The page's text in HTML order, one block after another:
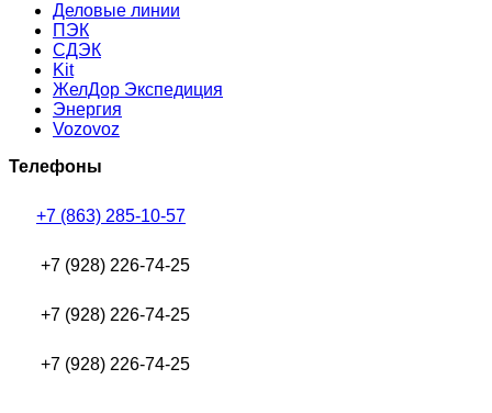
Деловые линии
ПЭК
СДЭК
Kit
ЖелДор Экспедиция
Энергия
Vozovoz
Телефоны
+7 (863) 285-10-57
+7 (928) 226-74-25
+7 (928) 226-74-25
+7 (928) 226-74-25